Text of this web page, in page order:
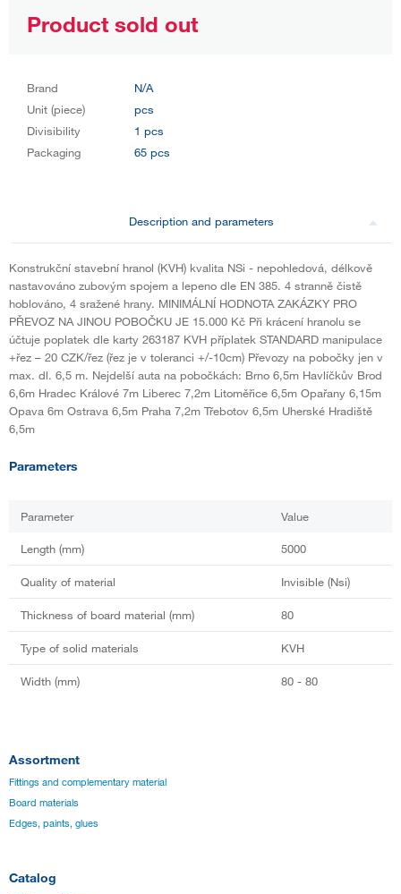
Product sold out
Brand
N/A
Unit (piece)
pcs
Divisibility
1 pcs
Packaging
65 pcs
Description and parameters
Konstrukční stavební hranol (KVH) kvalita NSi - nepohledová, délkově
nastavováno zubovým spojem a lepeno dle EN 385. 4 stranně čistě
hoblováno, 4 sražené hrany. MINIMÁLNÍ HODNOTA ZAKÁZKY PRO
PŘEVOZ NA JINOU POBOČKU JE 15.000 Kč Při krácení hranolu se
účtuje poplatek dle karty 263187 KVH příplatek STANDARD manipulace
+řez – 20 CZK/řez (řez je v toleranci +/-10cm) Převozy na pobočky jen v
max. dl. 6,5 m. Nejdelší auta na pobočkách: Brno 6,5m Havlíčkův Brod
6,6m Hradec Králové 7m Liberec 7,2m Litoměřice 6,5m Opařany 6,15m
Opava 6m Ostrava 6,5m Praha 7,2m Třebotov 6,5m Uherské Hradiště
6,5m
Parameters
Parameter Value
Length (mm) 5000
Quality of material Invisible (Nsi)
Thickness of board material (mm) 80
Type of solid materials KVH
Width (mm) 80 - 80
Assortment
Fittings and complementary material
Board materials
Edges, paints, glues
Catalog